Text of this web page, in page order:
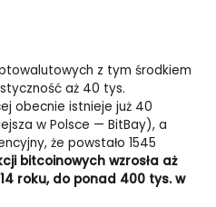
z tym środkiem
aż 40 tys.
obecnie istnieje już 40
w Polsce — BitBay), a
że powstało 1545
bitcoinowych wzrosła aż
roku, do ponad 400 tys. w